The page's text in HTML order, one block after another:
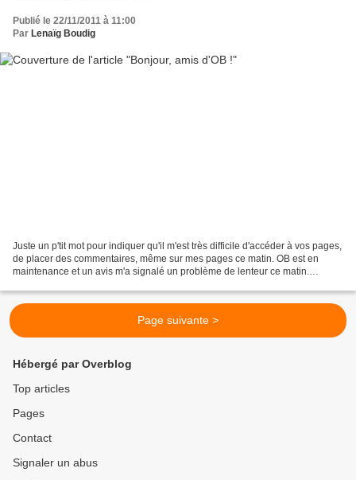
Publié le 22/11/2011 à 11:00
Par Lenaïg Boudig
Juste un p'tit mot pour indiquer qu'il m'est très difficile d'accéder à vos pages,
de placer des commentaires, même sur mes pages ce matin. OB est en
maintenance et un avis m'a signalé un problème de lenteur ce matin.
Page suivante >
Hébergé par Overblog
Top articles
Pages
Contact
Signaler un abus